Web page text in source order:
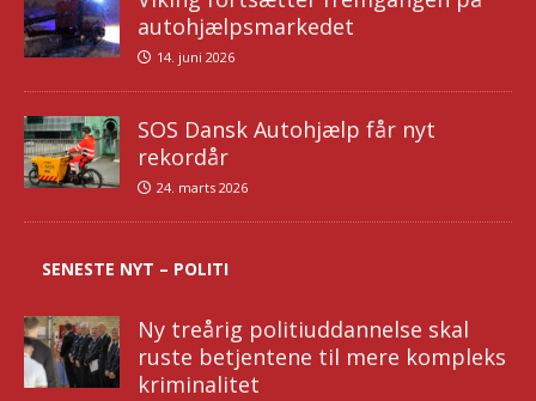
autohjælpsmarkedet
14. juni 2026
SOS Dansk Autohjælp får nyt
rekordår
24. marts 2026
SENESTE NYT – POLITI
Ny treårig politiuddannelse skal
ruste betjentene til mere kompleks
kriminalitet